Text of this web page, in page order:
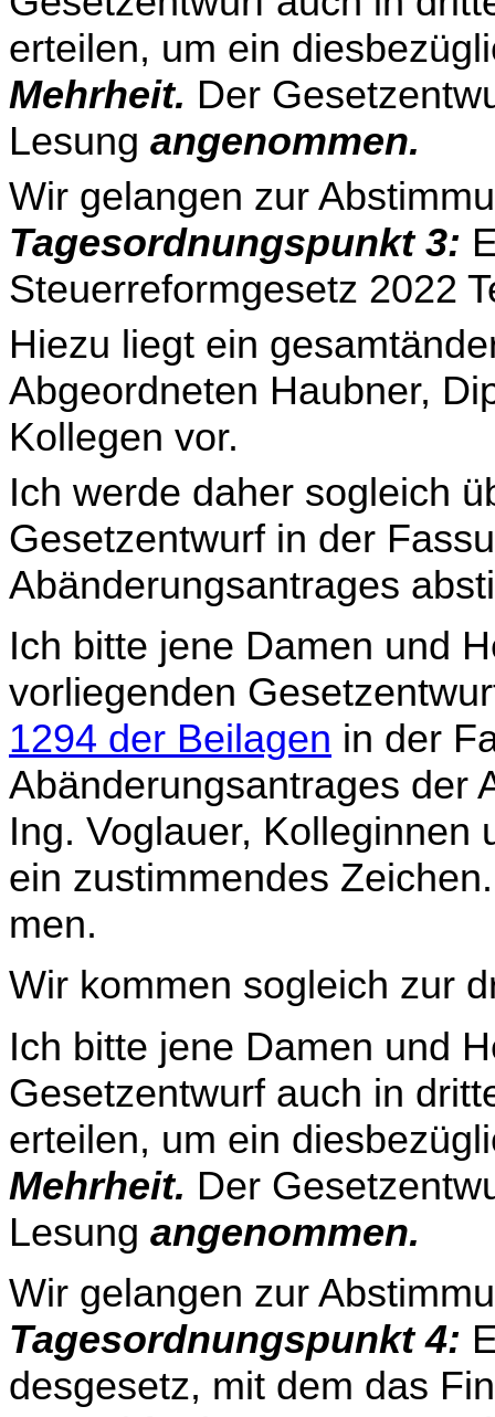
erteilen, um ein
Mehr­heit. Der
Lesung angenommen.
Wir gelangen zur
Tagesordnungspunkt 3:
Steuerreformgesetz 2022
Hiezu liegt ein
Abgeordneten Haubner,
Kollegen vor.
Ich werde daher sogleich
Gesetzentwurf in der
Abänderungsantrages
Ich bitte jene Damen und
vorliegenden
1294 der Beilagen in der
Abände­rungsantrages der
Ing. Voglauer, Kolleginnen
ein zustimmendes
men.
Wir kommen sogleich zur
Ich bitte jene Damen und
Gesetzentwurf auch in
erteilen, um ein
Mehr­heit. Der
Lesung angenommen.
Wir gelangen zur
Tagesordnungspunkt 4:
desgesetz, mit dem das